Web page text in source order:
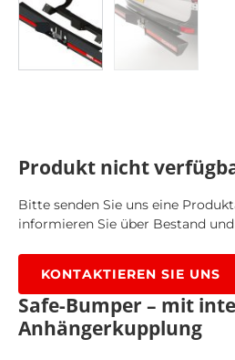
Produkt nicht
Bitte senden Sie uns eine
informieren Sie über Bestand und
KONTAKTIEREN SIE UNS
Safe-Bumper – mit
Anhängerkupplung